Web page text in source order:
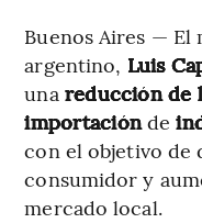
Buenos Aires —
argentino, Luis
una reducción de
importaciónde
con el objetivo de
consumidor y
mercado local.